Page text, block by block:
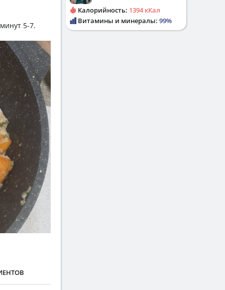
5-7.
Калорийность: 1394 кКал
Витамины и минералы: 99%